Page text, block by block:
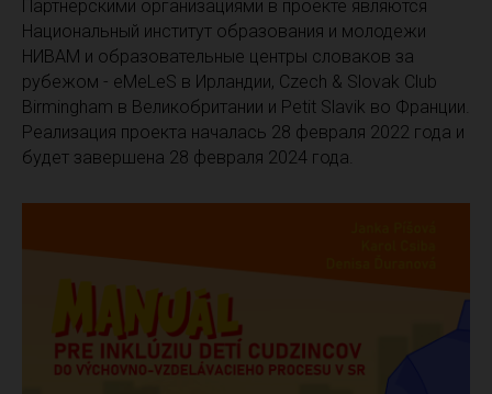
Партнерскими организациями в проекте являются
Национальный институт образования и молодежи
НИВАМ и образовательные центры словаков за
рубежом - eMeLeS в Ирландии, Czech & Slovak Club
Birmingham в Великобритании и Petit Slavik во Франции.
Реализация проекта началась 28 февраля 2022 года и
будет завершена 28 февраля 2024 года.